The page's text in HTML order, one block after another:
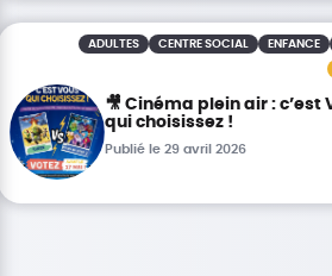
ADULTES CENTRE SOCIAL ENFANCE
🎥 Cinéma plein air : c’est
qui choisissez !
Publié le 29 avril 2026